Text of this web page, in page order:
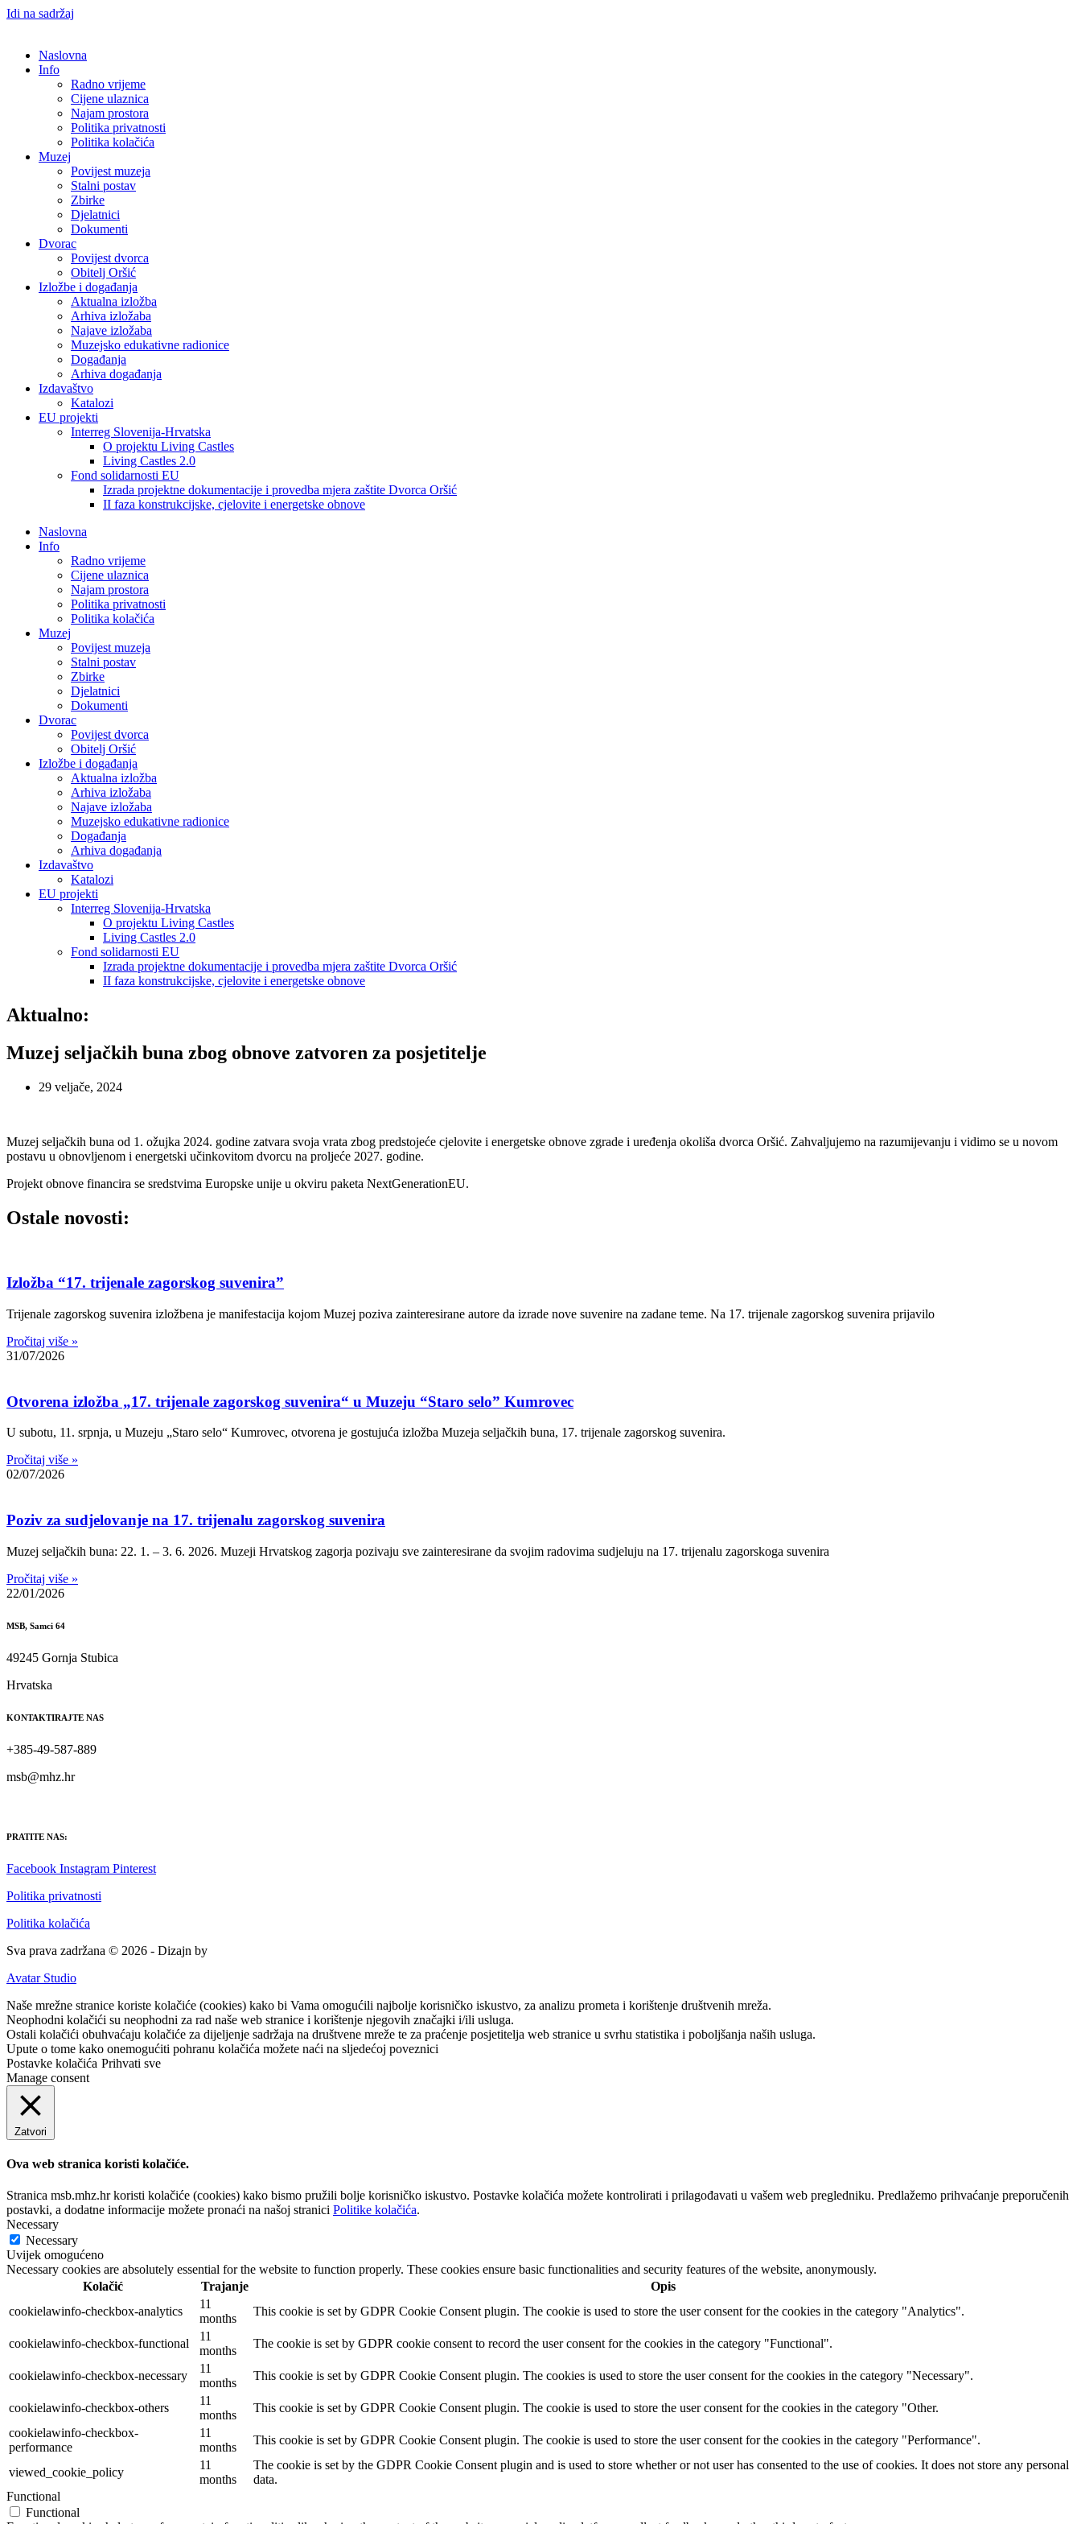
Idi na sadržaj
Naslovna
Info
Radno vrijeme
Cijene ulaznica
Najam prostora
Politika privatnosti
Politika kolačića
Muzej
Povijest muzeja
Stalni postav
Zbirke
Djelatnici
Dokumenti
Dvorac
Povijest dvorca
Obitelj Oršić
Izložbe i događanja
Aktualna izložba
Arhiva izložaba
Najave izložaba
Muzejsko edukativne radionice
Događanja
Arhiva događanja
Izdavaštvo
Katalozi
EU projekti
Interreg Slovenija-Hrvatska
O projektu Living Castles
Living Castles 2.0
Fond solidarnosti EU
Izrada projektne dokumentacije i provedba mjera zaštite Dvorca Oršić
II faza konstrukcijske, cjelovite i energetske obnove
Naslovna
Info
Radno vrijeme
Cijene ulaznica
Najam prostora
Politika privatnosti
Politika kolačića
Muzej
Povijest muzeja
Stalni postav
Zbirke
Djelatnici
Dokumenti
Dvorac
Povijest dvorca
Obitelj Oršić
Izložbe i događanja
Aktualna izložba
Arhiva izložaba
Najave izložaba
Muzejsko edukativne radionice
Događanja
Arhiva događanja
Izdavaštvo
Katalozi
EU projekti
Interreg Slovenija-Hrvatska
O projektu Living Castles
Living Castles 2.0
Fond solidarnosti EU
Izrada projektne dokumentacije i provedba mjera zaštite Dvorca Oršić
II faza konstrukcijske, cjelovite i energetske obnove
Aktualno:
Muzej seljačkih buna zbog obnove zatvoren za posjetitelje
29 veljače, 2024
Muzej seljačkih buna od 1. ožujka 2024. godine zatvara svoja vrata zbog predstojeće cjelovite i energetske obnove zgrade i uređenja okoliša dvorca Oršić. Zahvaljujemo na razumijevanju i vidimo se u novom
postavu u obnovljenom i energetski učinkovitom dvorcu na proljeće 2027. godine.
Projekt obnove financira se sredstvima Europske unije u okviru paketa NextGenerationEU.
Ostale novosti:
Izložba “17. trijenale zagorskog suvenira”
Trijenale zagorskog suvenira izložbena je manifestacija kojom Muzej poziva zainteresirane autore da izrade nove suvenire na zadane teme. Na 17. trijenale zagorskog suvenira prijavilo
Pročitaj više »
31/07/2026
Otvorena izložba „17. trijenale zagorskog suvenira“ u Muzeju “Staro selo” Kumrovec
U subotu, 11. srpnja, u Muzeju „Staro selo“ Kumrovec, otvorena je gostujuća izložba Muzeja seljačkih buna, 17. trijenale zagorskog suvenira.
Pročitaj više »
02/07/2026
Poziv za sudjelovanje na 17. trijenalu zagorskog suvenira
Muzej seljačkih buna: 22. 1. – 3. 6. 2026. Muzeji Hrvatskog zagorja pozivaju sve zainteresirane da svojim radovima sudjeluju na 17. trijenalu zagorskoga suvenira
Pročitaj više »
22/01/2026
MSB, Samci 64
49245 Gornja Stubica
Hrvatska
KONTAKTIRAJTE NAS
+385-49-587-889
msb@mhz.hr
PRATITE NAS:
Facebook Instagram Pinterest
Politika privatnosti
Politika kolačića
Sva prava zadržana © 2026 - Dizajn by
Avatar Studio
Naše mrežne stranice koriste kolačiće (cookies) kako bi Vama omogućili najbolje korisničko iskustvo, za analizu prometa i korištenje društvenih mreža.
Neophodni kolačići su neophodni za rad naše web stranice i korištenje njegovih značajki i/ili usluga.
Ostali kolačići obuhvaćaju kolačiće za dijeljenje sadržaja na društvene mreže te za praćenje posjetitelja web stranice u svrhu statistika i poboljšanja naših usluga.
Upute o tome kako onemogućiti pohranu kolačića možete naći na sljedećoj poveznici
Postavke kolačića Prihvati sve
Manage consent
Zatvori
Ova web stranica koristi kolačiće.
Stranica msb.mhz.hr koristi kolačiće (cookies) kako bismo pružili bolje korisničko iskustvo. Postavke kolačića možete kontrolirati i prilagođavati u vašem web pregledniku. Predlažemo prihvaćanje preporučenih
postavki, a dodatne informacije možete pronaći na našoj stranici Politike kolačića.
Necessary
Necessary
Uvijek omogućeno
Necessary cookies are absolutely essential for the website to function properly. These cookies ensure basic functionalities and security features of the website, anonymously.
Kolačić
Trajanje
Opis
cookielawinfo-checkbox-analytics
11
months
This cookie is set by GDPR Cookie Consent plugin. The cookie is used to store the user consent for the cookies in the category "Analytics".
cookielawinfo-checkbox-functional
11
months
The cookie is set by GDPR cookie consent to record the user consent for the cookies in the category "Functional".
cookielawinfo-checkbox-necessary
11
months
This cookie is set by GDPR Cookie Consent plugin. The cookies is used to store the user consent for the cookies in the category "Necessary".
cookielawinfo-checkbox-others
11
months
This cookie is set by GDPR Cookie Consent plugin. The cookie is used to store the user consent for the cookies in the category "Other.
cookielawinfo-checkbox-
performance
11
months
This cookie is set by GDPR Cookie Consent plugin. The cookie is used to store the user consent for the cookies in the category "Performance".
viewed_cookie_policy
11
months
The cookie is set by the GDPR Cookie Consent plugin and is used to store whether or not user has consented to the use of cookies. It does not store any personal
data.
Functional
Functional